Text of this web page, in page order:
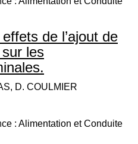
de l’ajout de
les
D. COULMIER
: Alimentation et Conduite